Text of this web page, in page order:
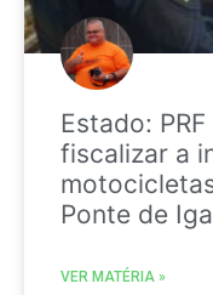
Estado:
fiscalizar a
Ponte de
VER MATÉRIA »